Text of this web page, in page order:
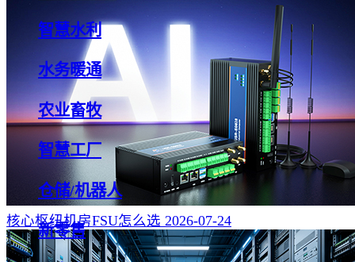
智慧水利
水务暖通
农业畜牧
智慧工厂
仓储/机器人
新零售
核心枢纽机房FSU怎么选 2026-07-24